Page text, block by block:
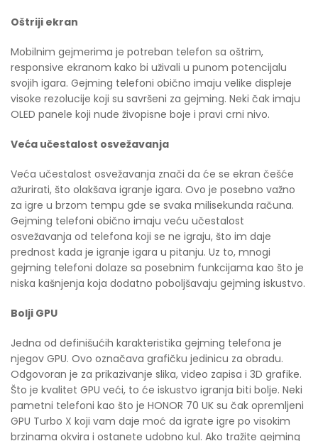
Oštriji ekran
Mobilnim gejmerima je potreban telefon sa oštrim,
responsive ekranom kako bi uživali u punom potencijalu
svojih igara. Gejming telefoni obično imaju velike displeje
visoke rezolucije koji su savršeni za gejming. Neki čak imaju
OLED panele koji nude živopisne boje i pravi crni nivo.
Veća učestalost osvežavanja
Veća učestalost osvežavanja znači da će se ekran češće
ažurirati, što olakšava igranje igara. Ovo je posebno važno
za igre u brzom tempu gde se svaka milisekunda računa.
Gejming telefoni obično imaju veću učestalost
osvežavanja od telefona koji se ne igraju, što im daje
prednost kada je igranje igara u pitanju. Uz to, mnogi
gejming telefoni dolaze sa posebnim funkcijama kao što je
niska kašnjenja koja dodatno poboljšavaju gejming iskustvo.
Bolji GPU
Jedna od definišućih karakteristika gejming telefona je
njegov GPU. Ovo označava grafičku jedinicu za obradu.
Odgovoran je za prikazivanje slika, video zapisa i 3D grafike.
Što je kvalitet GPU veći, to će iskustvo igranja biti bolje. Neki
pametni telefoni kao što je HONOR 70 UK su čak opremljeni
GPU Turbo X koji vam daje moć da igrate igre po visokim
brzinama okvira i ostanete udobno kul. Ako tražite gejming